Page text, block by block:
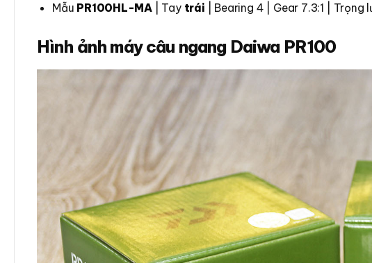
Mẫu PR100HL-MA| Tay trái | Bearing 4 | Gear 7.3:1 |
Hình ảnh máy câu ngang Daiwa PR100